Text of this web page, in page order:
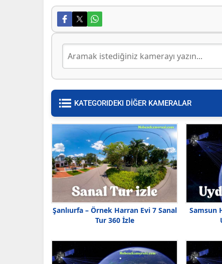
KATEGORIDEKI DİĞER KAMERALAR
Şanlıurfa – Örnek Harran Evi 7 Sanal
Tur 360 İzle
Samsun